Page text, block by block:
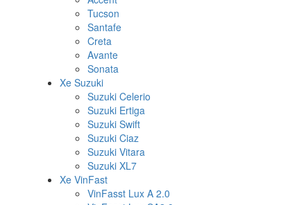
Tucson
Santafe
Creta
Avante
Sonata
Xe Suzuki
Suzuki Celerio
Suzuki Ertiga
Suzuki Swift
Suzuki Ciaz
Suzuki Vitara
Suzuki XL7
Xe VinFast
VinFasst Lux A 2.0